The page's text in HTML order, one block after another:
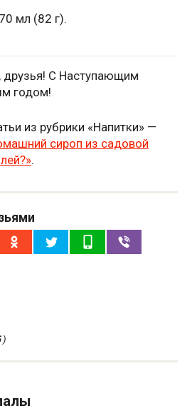
мл (82 г).
друзья! С Наступающим
годом!
из рубрики «Напитки» —
сироп из садовой
.
)